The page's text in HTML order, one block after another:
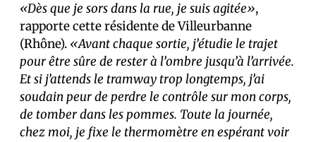
«Dès que je sors dans la rue, je suis agitée»,
rapporte cette résidente de Villeurbanne
(Rhône). «Avant chaque sortie, j’étudie le trajet
pour être sûre de rester à l’ombre jusqu’à l’arrivée.
Et si j’attends le tramway trop longtemps, j’ai
soudain peur de perdre le contrôle sur mon corps,
de tomber dans les pommes. Toute la journée,
chez moi, je fixe le thermomètre en espérant voir